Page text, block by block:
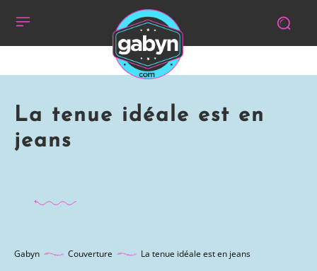
La tenue idéale est en
jeans
Gabyn Couverture La tenue idéale est en jeans